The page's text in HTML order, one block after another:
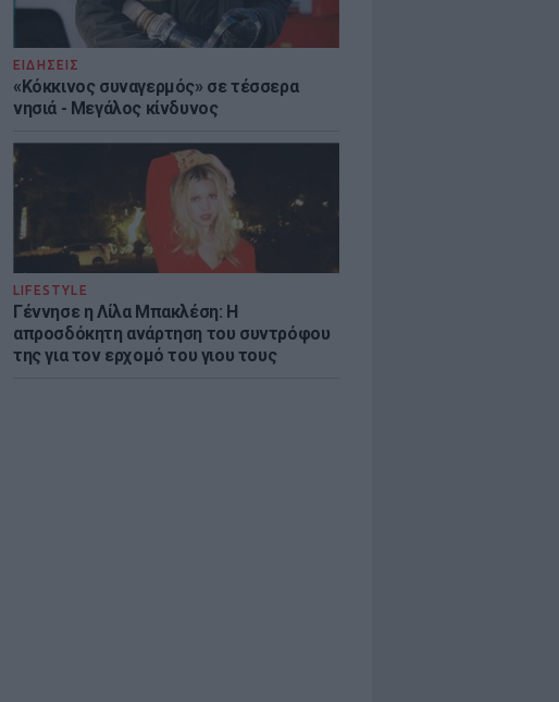
ΕΙΔΗΣΕΙΣ
«Κόκκινος συναγερμός» σε τέσσερα
νησιά - Μεγάλος κίνδυνος
LIFESTYLE
Γέννησε η Λίλα Μπακλέση: Η
απροσδόκητη ανάρτηση του συντρόφου
της για τον ερχομό του γιου τους